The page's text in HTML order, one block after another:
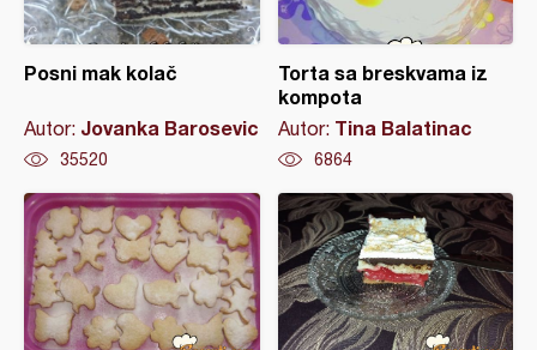
Posni mak kolač
Autor: Jovanka Barosevic
35520
Torta sa breskvama iz
kompota
Autor: Tina Balatinac
6864